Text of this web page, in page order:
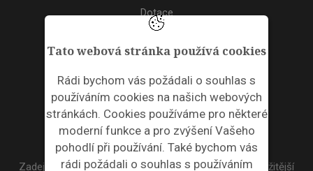
Tato webová stránka používá cookies
Rádi bychom vás požádali o souhlas s
používáním cookies na našich webových
stránkách. Cookies používáme pro některé
moderní funkce a pro zvýšení Vašeho
pohodlí při používání. Také bychom vás
rádi požádali o souhlas s používáním
Dotace
Akce
ODPADNÍ PLASTY
NEWSLETTER
Zadejte váš email a my Vám budeme zasílat ty nejdůležitější